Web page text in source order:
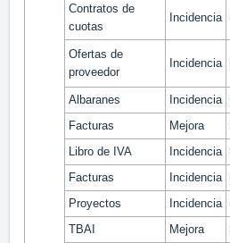
Contratos de
cuotas
Incidencia
Ofertas de
proveedor
Incidencia
Albaranes
Incidencia
Facturas
Mejora
Libro de IVA
Incidencia
Facturas
Incidencia
Proyectos
Incidencia
TBAI
Mejora